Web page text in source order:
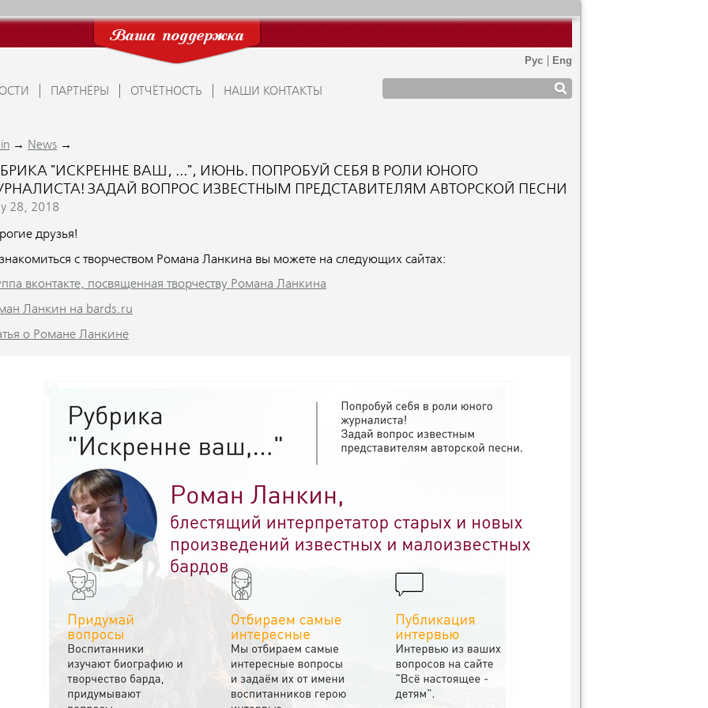
Ваша поддержка
ПАРТНЁРЫ ОТЧЁТНОСТЬ НАШИ КОНТАКТЫ
→ News →
"ИСКРЕННЕ ВАШ, ...", ИЮНЬ. ПОПРОБУЙ СЕБЯ В РОЛИ ЮНОГО
ЗАДАЙ ВОПРОС ИЗВЕСТНЫМ ПРЕДСТАВИТЕЛЯМ АВТОРСКОЙ ПЕСНИ
28, 2018
друзья!
с творчеством Романа Ланкина вы можете на следующих сайтах:
вконтакте, посвященная творчеству Романа Ланкина
Ланкин на bards.ru
о Романе Ланкине